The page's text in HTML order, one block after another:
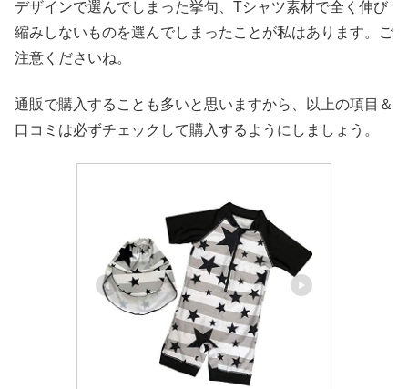
デザインで選んでしまった挙句、Tシャツ素材で全く伸び
縮みしないものを選んでしまったことが私はあります。ご
注意くださいね。
通販で購入することも多いと思いますから、以上の項目＆
口コミは必ずチェックして購入するようにしましょう。